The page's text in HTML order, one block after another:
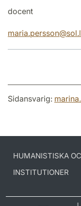
docent
maria.persson@
Sidansvarig:
HUMANISTISKA
INSTITUTIONER